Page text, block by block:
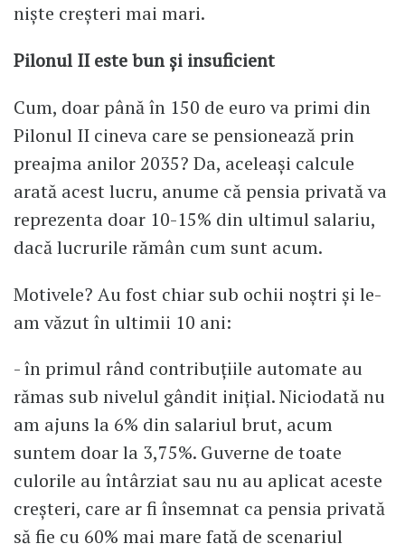
niște creșteri mai mari.
Pilonul II este bun și insuficient
Cum, doar până în 150 de euro va primi din
Pilonul II cineva care se pensionează prin
preajma anilor 2035? Da, aceleași calcule
arată acest lucru, anume că pensia privată va
reprezenta doar 10-15% din ultimul salariu,
dacă lucrurile rămân cum sunt acum.
Motivele? Au fost chiar sub ochii noștri și le-
am văzut în ultimii 10 ani:
- în primul rând contribuțiile automate au
rămas sub nivelul gândit inițial. Niciodată nu
am ajuns la 6% din salariul brut, acum
suntem doar la 3,75%. Guverne de toate
culorile au întârziat sau nu au aplicat aceste
creșteri, care ar fi însemnat ca pensia privată
să fie cu 60% mai mare față de scenariul